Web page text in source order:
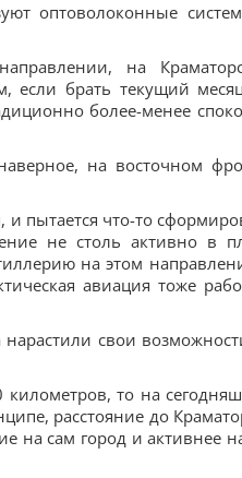
оптоволоконные
на
если брать текущий
более-менее
на восточном
пытается что-то
не столь активно в
на этом
авиация тоже
нарастили свои
то на
расстояние до
на сам город и активнее